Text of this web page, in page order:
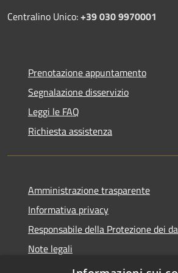
Centralino Unico:+39 030 9970001
Prenotazione appuntamento
Segnalazione disservizio
Leggi le FAQ
Richiesta assistenza
Amministrazione trasparente
Informativa privacy
Responsabile della Protezione dei
Note legali
Dichiarazione di accessibilità